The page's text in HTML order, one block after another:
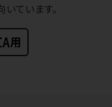
ています。